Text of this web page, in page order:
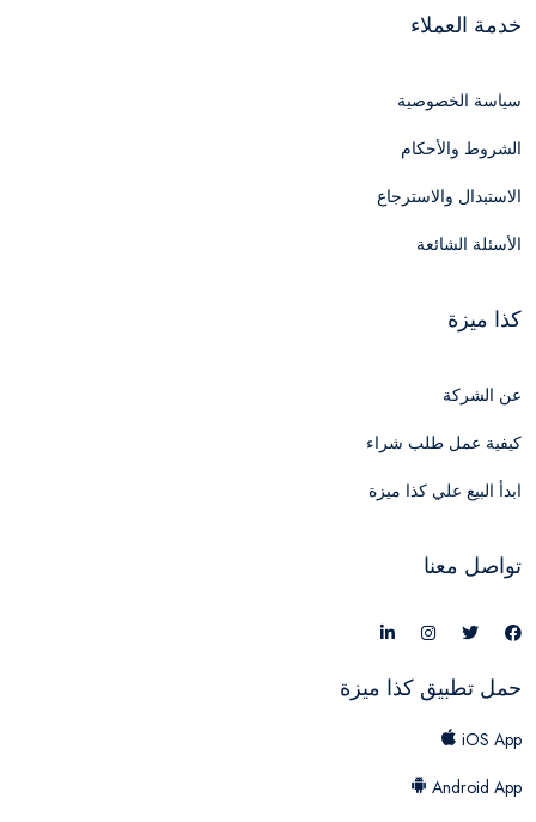
خدمة العملاء
سياسة الخصوصية
الشروط والأحكام
الاستبدال والاسترجاع
الأسئلة الشائعة
كذا ميزة
عن الشركة
كيفية عمل طلب شراء
ابدأ البيع علي كذا ميزة
تواصل معنا
حمل تطبيق كذا ميزة
iOS App
Android App